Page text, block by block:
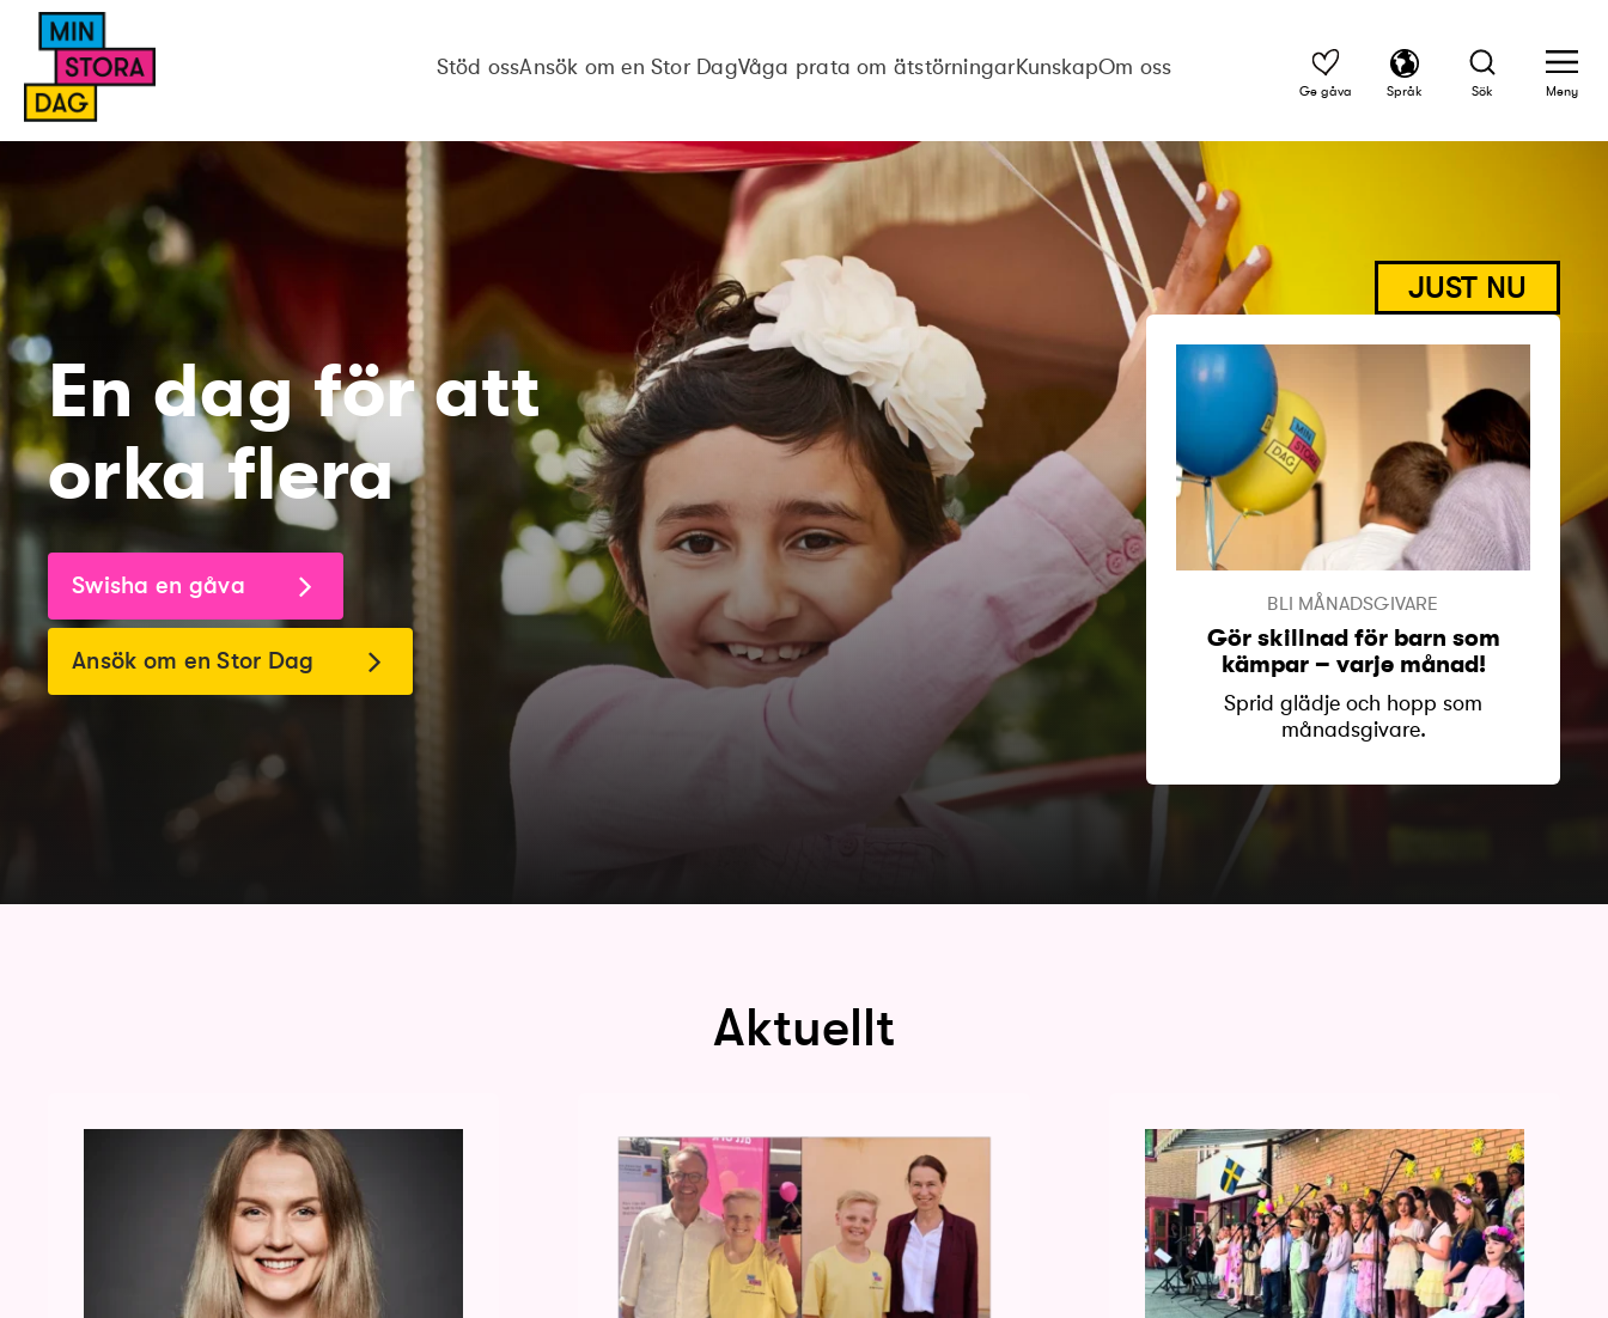
Stöd ossAnsök om en Stor DagVåga prata om ätstörningar KunskapOm oss
Ge gåva Språk Sök Meny
En dag för att
orka flera
Swisha en gåva
Ansök om en Stor Dag
JUST NU
BLI MÅNADSGIVARE
Gör skillnad för barn som
kämpar – varje månad!
Sprid glädje och hopp som
månadsgivare.
Aktuellt